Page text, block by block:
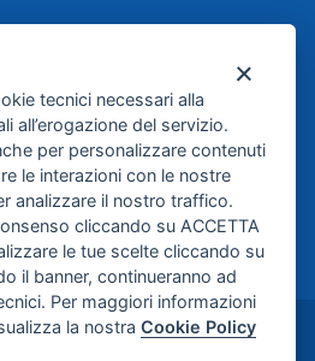
tecnici necessari alla
all’erogazione del servizio.
per personalizzare contenuti
le interazioni con le nostre
analizzare il nostro traffico.
cliccando su ACCETTA
le tue scelte cliccando su
il banner, continueranno ad
Per maggiori informazioni
la nostraCookie Policy
Cura Maria Rosaria S.p.A. -